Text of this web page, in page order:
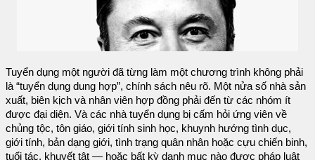
Tuyển dụng một người đã từng làm một chương trình không phải
là “tuyển dụng dung hợp”, chính sách nêu rõ. Một nửa số nhà sản
xuất, biên kịch và nhân viên hợp đồng phải đến từ các nhóm ít
được đại diện. Và các nhà tuyển dụng bị cấm hỏi ứng viên về
chủng tộc, tôn giáo, giới tính sinh học, khuynh hướng tình dục,
giới tính, bản dạng giới, tình trạng quân nhân hoặc cựu chiến binh,
tuổi tác, khuyết tật — hoặc bất kỳ danh mục nào được pháp luật